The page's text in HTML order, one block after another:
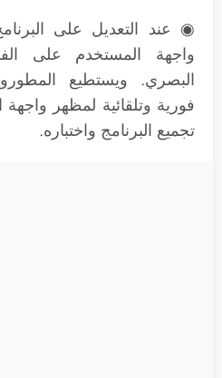
◉ عند التعديل على
واجهة المستخدم على
البصري. ويستطيع
فورية وتلقائية لمظهر
تجميع البرنامج واختباره.